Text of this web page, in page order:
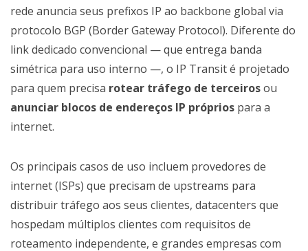
rede anuncia seus prefixos IP ao backbone global via
protocolo BGP (Border Gateway Protocol). Diferente do
link dedicado convencional — que entrega banda
simétrica para uso interno —, o IP Transit é projetado
para quem precisa rotear tráfego de terceirosou
anunciar blocos de endereços IP próprios para a
internet.
Os principais casos de uso incluem provedores de
internet (ISPs) que precisam de upstreams para
distribuir tráfego aos seus clientes, datacenters que
hospedam múltiplos clientes com requisitos de
roteamento independente, e grandes empresas com